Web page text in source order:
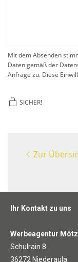
Mit dem Absenden
Daten gemäß der
Anfrage zu. Diese
SICHER!
Zur
Ihr Kontakt zu uns
Werbeagentur
Schulrain 8
36272 Niederaula